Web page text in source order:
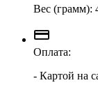
Вес (грамм):
Оплата:
- Картой на